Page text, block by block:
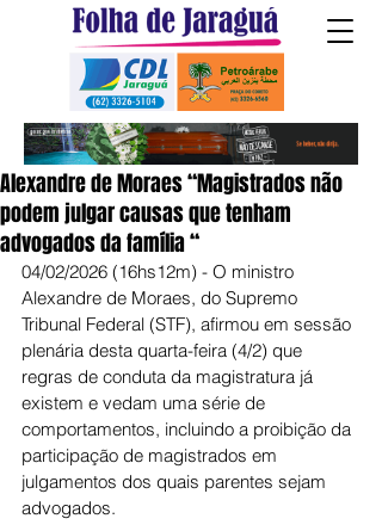
Alexandre de Moraes “Magistrados não
podem julgar causas que tenham
advogados da família “
04/02/2026 (16hs12m) - O ministro
Alexandre de Moraes, do Supremo
Tribunal Federal (STF), afirmou em sessão
plenária desta quarta-feira (4/2) que
regras de conduta da magistratura já
existem e vedam uma série de
comportamentos, incluindo a proibição da
participação de magistrados em
julgamentos dos quais parentes sejam
advogados.